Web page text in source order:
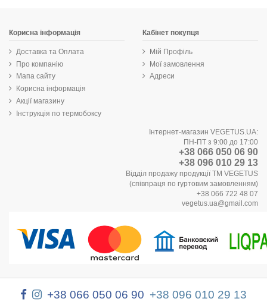
Корисна інформація
Доставка та Оплата
Про компанію
Мапа сайту
Корисна інформація
Акції магазину
Інструкція по термобоксу
Кабінет покупця
Мій Профіль
Мої замовлення
Адреси
Інтернет-магазин VEGETUS.UA:
ПН-ПТ з 9:00 до 17:00
+38 066 050 06 90
+38 096 010 29 13
Відділ продажу продукції ТМ VEGETUS
(співпраця по гуртовим замовленням)
+38 066 722 48 07
vegetus.ua@gmail.com
+38 066 050 06 90 +38 096 010 29 13